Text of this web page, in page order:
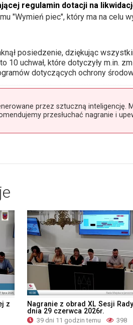
regulamin dotacji na
"Wymień piec", który ma na celu
posiedzenie, dziękując
10 uchwał, które dotyczyły m.in.
dotyczących ochrony
przez sztuczną inteligencję.
przesłuchać nagranie i
z
Nagranie z obrad XL Sesji
dnia 29 czerwca 2026r.
39 dni 11 godzin temu 398